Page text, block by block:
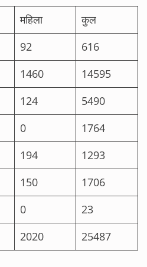
महिला
कुल
92
616
1460
14595
124
5490
0
1764
194
1293
150
1706
0
23
2020 25487